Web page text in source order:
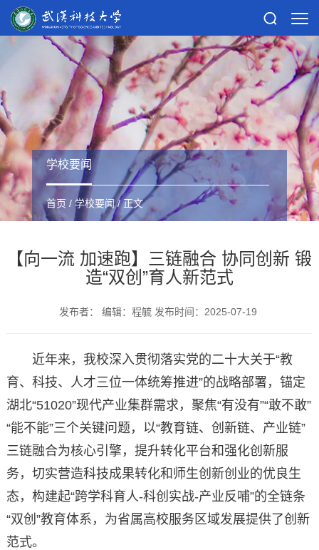
学校要闻
首页 / 学校要闻/ 正文
【向一流 加速跑】三链融合 协同创新 锻
造“双创”育人新范式
发布者： 编辑：程毓 发布时间：2025-07-19
近年来，我校深入贯彻落实党的二十大关于“教
育、科技、人才三位一体统筹推进”的战略部署，锚定
湖北“51020”现代产业集群需求，聚焦“有没有”“敢不敢”
“能不能”三个关键问题，以“教育链、创新链、产业链”
三链融合为核心引擎，提升转化平台和强化创新服
务，切实营造科技成果转化和师生创新创业的优良生
态，构建起“跨学科育人-科创实战-产业反哺”的全链条
“双创”教育体系，为省属高校服务区域发展提供了创新
范式。